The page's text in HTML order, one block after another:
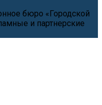
бюро «Городской
и партнерские